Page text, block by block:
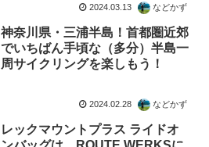
2024.03.13 などかず
神奈川県・三浦半島！首都圏近郊
でいちばん手頃な（多分）半島一
周サイクリングを楽しもう！
2024.02.28 などかず
レックマウントプラス ライドオ